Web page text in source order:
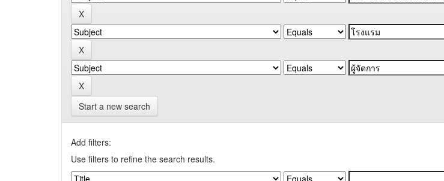
Start a new search
Add filters:
Use filters to refine the search results.